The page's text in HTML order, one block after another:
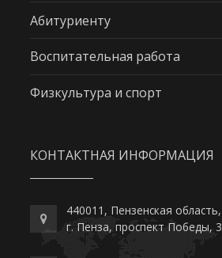
Абитуриенту
Воспитательная работа
Физкультура и спорт
КОНТАКТНАЯ ИНФОРМАЦИЯ
440011, Пензенская область,
г. Пенза, проспект Победы, 3